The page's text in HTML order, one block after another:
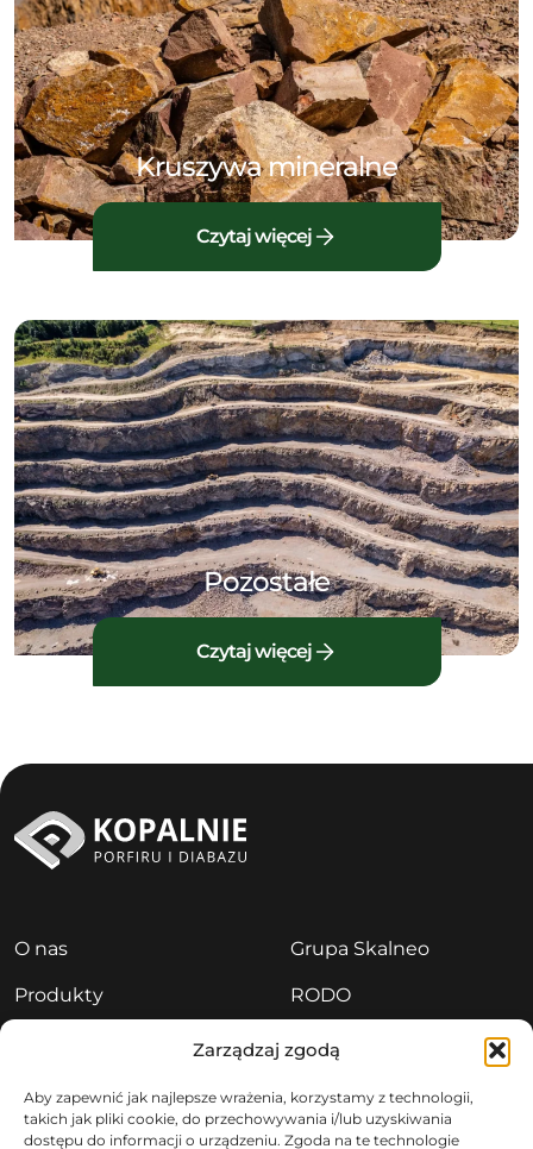
Zarządzaj zgodą
Aby zapewnić jak najlepsze wrażenia, korzystamy z technologii,
takich jak pliki cookie, do przechowywania i/lub uzyskiwania
dostępu do informacji o urządzeniu. Zgoda na te technologie
Kruszywa mineralne
Czytaj więcej
Pozostałe
Czytaj więcej
O nas
Produkty
Kariera
Kontakt
Grupa Skalneo
RODO
Polityka prywatności
Sygnaliści